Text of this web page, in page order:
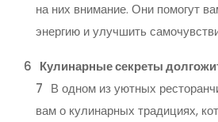
на них внимание. Они помогут
энергию и улучшить
Кулинарные секреты
В одном из уютных
вам о кулинарных традициях,